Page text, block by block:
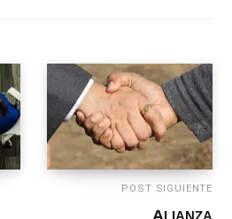
POST SIGUIENTE
ALIANZA